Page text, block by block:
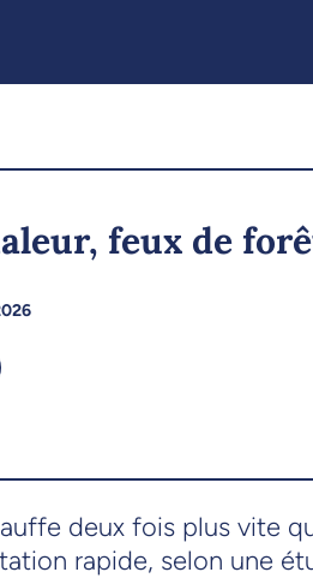
feux de
deux fois plus vite
rapide, selon une